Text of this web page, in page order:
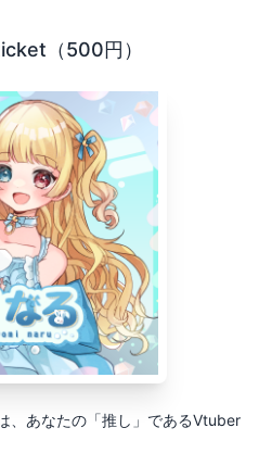
（500円）
、あなたの「推し」であるVtuber